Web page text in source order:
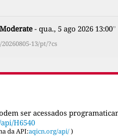
Moderate - qua., 5 ago 2026 13:00”
13/pt/?cs
ser acessados
H6540
da API:aqicn.org/api/)